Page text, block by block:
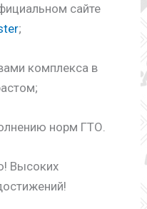
сайте
;
комплекса в
норм ГТО.
Высоких